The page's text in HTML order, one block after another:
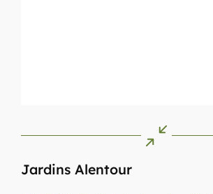
Jardins Alentour